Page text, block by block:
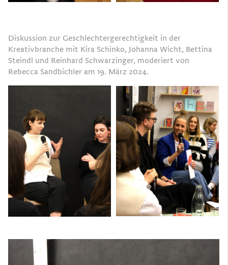
Diskussion zur Geschlechtergerechtigkeit in der
Kreativbranche mit Kira Schinko, Johanna Wicht, Bettina
Steindl und Reinhard Schwarzinger, moderiert von
Rebecca Sandbichler am 19. März 2024.